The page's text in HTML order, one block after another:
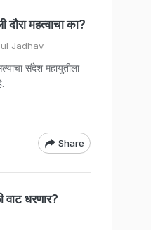
दौरा महत्वाचा का?
Jadhav
संदेश महायुतीला
Share
वाट धरणार?